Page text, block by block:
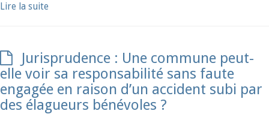
Lire la suite
Jurisprudence : Une commune peut-
elle voir sa responsabilité sans faute
engagée en raison d’un accident subi par
des élagueurs bénévoles ?